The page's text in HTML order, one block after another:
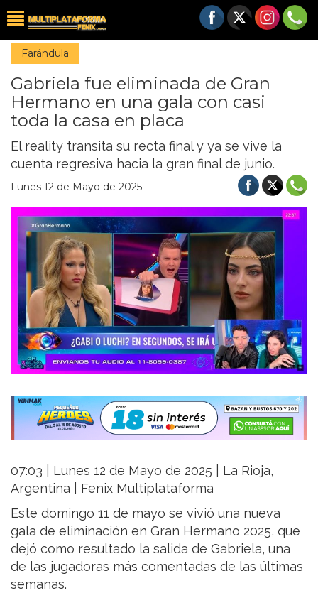
Farándula
Gabriela fue eliminada de Gran
Hermano en una gala con casi
toda la casa en placa
El reality transita su recta final y ya se vive la
cuenta regresiva hacia la gran final de junio.
Lunes 12 de Mayo de 2025
07:03 | Lunes 12 de Mayo de 2025 | La Rioja,
Argentina | Fenix Multiplataforma
Este domingo 11 de mayo se vivió una nueva
gala de eliminación en Gran Hermano 2025, que
dejó como resultado la salida de Gabriela, una
de las jugadoras más comentadas de las últimas
semanas.